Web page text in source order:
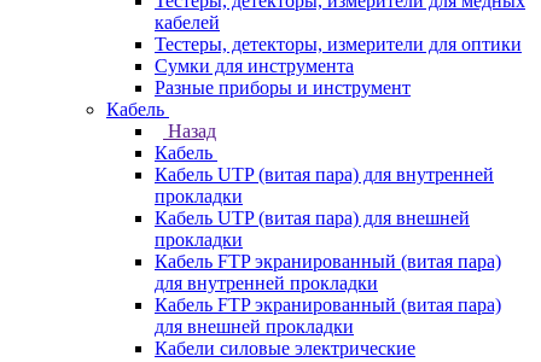
кабелей
Тестеры, детекторы, измерители для оптики
Сумки для инструмента
Разные приборы и инструмент
Кабель
Назад
Кабель
Кабель UTP (витая пара) для внутренней
прокладки
Кабель UTP (витая пара) для внешней
прокладки
Кабель FTP экранированный (витая пара)
для внутренней прокладки
Кабель FTP экранированный (витая пара)
для внешней прокладки
Кабели силовые электрические